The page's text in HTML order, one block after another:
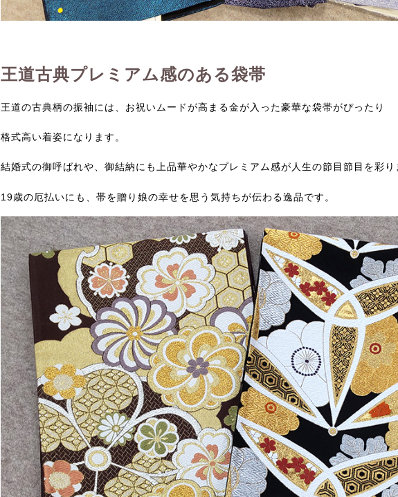
王道古典プレミアム感のある袋帯
王道の古典柄の振袖には、お祝いムードが高まる金が入った豪華な袋帯がぴったり
格式高い着姿になります。
結婚式の御呼ばれや、御結納にも上品華やかなプレミアム感が人生の節目節目を彩り
19歳の厄払いにも、帯を贈り娘の幸せを思う気持ちが伝わる逸品です。